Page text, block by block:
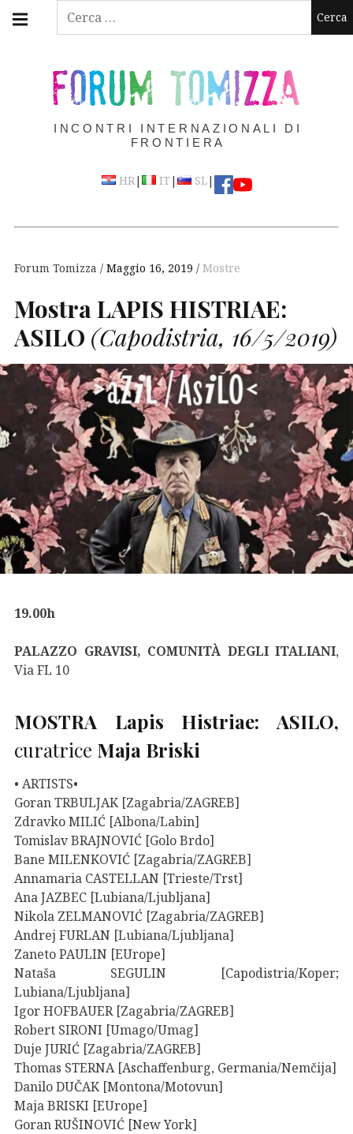
Ricerca
Skip
FORUM TOMIZZA
INCONTRI INTERNAZIONALI DI
FRONTIERA
HR| IT | SL|
navigation
Forum Tomizza Maggio 16, 2019 Mostre
MostraLAPIS HISTRIAE:
ASILO (Capodistria, 16/5/2019)
19.00h
PALAZZO GRAVISI, COMUNITÀ DEGLI ITALIANI,
Via FL 10
MOSTRA Lapis Histriae: ASILO,
curatrice Maja Briski
• ARTISTS•
Goran TRBULJAK [Zagabria/ZAGREB]
Zdravko MILIĆ [Albona/Labin]
Tomislav BRAJNOVIĆ [Golo Brdo]
Bane MILENKOVIĆ [Zagabria/ZAGREB]
Annamaria CASTELLAN [Trieste/Trst]
Ana JAZBEC [Lubiana/Ljubljana]
Nikola ZELMANOVIĆ [Zagabria/ZAGREB]
Andrej FURLAN [Lubiana/Ljubljana]
Zaneto PAULIN [EUrope]
Nataša SEGULIN [Capodistria/Koper;
Lubiana/Ljubljana]
Igor HOFBAUER [Zagabria/ZAGREB]
Robert SIRONI [Umago/Umag]
Duje JURIĆ [Zagabria/ZAGREB]
Thomas STERNA [Aschaffenburg, Germania/Nemčija]
Danilo DUČAK [Montona/Motovun]
Maja BRISKI [EUrope]
Goran RUŠINOVIĆ [New York]